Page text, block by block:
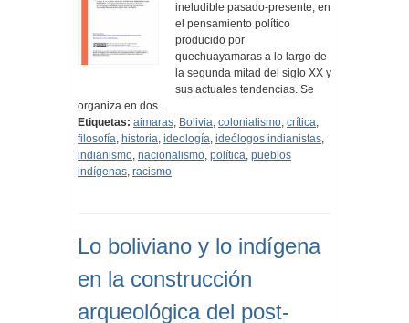
ineludible pasado-presente, en
el pensamiento político
producido por
quechuayamaras a lo largo de
la segunda mitad del siglo XX y
sus actuales tendencias. Se
organiza en dos…
Etiquetas: aimaras, Bolivia, colonialismo, crítica,
filosofía, historia, ideología, ideólogos indianistas,
indianismo, nacionalismo, política, pueblos
indígenas, racismo
Lo boliviano y lo indígena
en la construcción
arqueológica del post-